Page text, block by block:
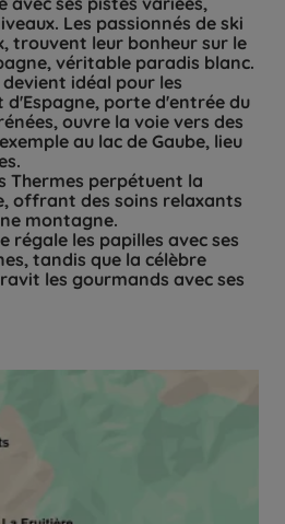
Les passionnés de ski
trouvent leur bonheur sur le
véritable paradis blanc.
idéal pour les
d'Espagne, porte d'entrée du
ouvre la voie vers des
au lac de Gaube, lieu
Thermes perpétuent la
offrant des soins relaxants
montagne.
régale les papilles avec ses
tandis que la célèbre
les gourmands avec ses